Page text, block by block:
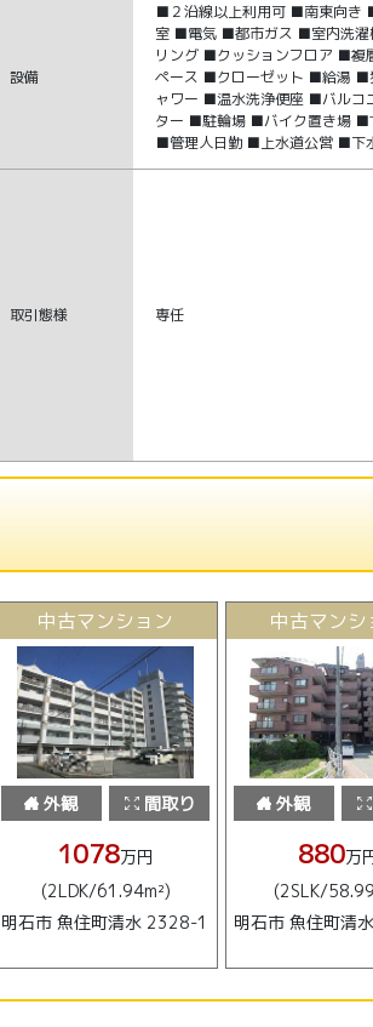
設備
■２沿線以上利用可 ■南東向き
室 ■電気 ■都市ガス ■室内洗
リング ■クッションフロア ■複
ペース ■クローゼット ■給湯 ■
ャワー ■温水洗浄便座 ■バルコ
ター ■駐輪場 ■バイク置き場
■管理人日勤 ■上水道公営 ■下
取引態様 専任
中古マンション
外観 間取り
1078万円
(2LDK/61.94m²)
明石市 魚住町清水 2328-1
中古マンシ
外観
880万
(2SLK/
明石市 魚住町清